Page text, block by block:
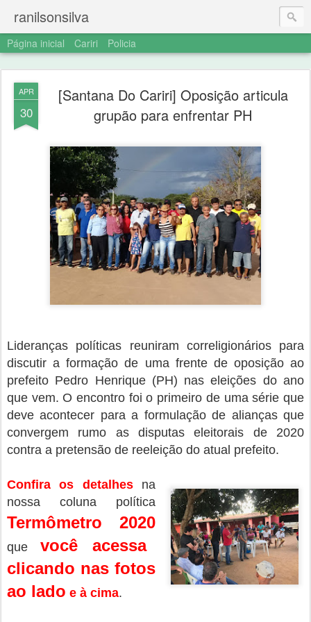
ranilsonsilva
Página inicial Cariri Policia
APR
30
[Santana Do Cariri] Oposição articula
grupão para enfrentar PH
Lideranças políticas reuniram correligionários para
discutir a formação de uma frente de oposição ao
prefeito Pedro Henrique (PH) nas eleições do ano
que vem. O encontro foi o primeiro de uma série que
deve acontecer para a formulação de alianças que
convergem rumo as disputas eleitorais de 2020
contra a pretensão de reeleição do atual prefeito.
Confira os detalhesna
nossa coluna política
Termômetro 2020
quevocê acessa
clicando nas fotos
ao lado e à cima.